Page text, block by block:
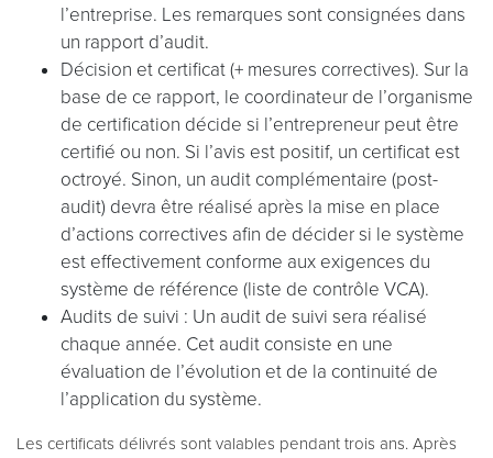
l’entreprise. Les remarques sont consignées dans
un rapport d’audit.
Décision et certificat (+ mesures correctives). Sur la
base de ce rapport, le coordinateur de l’organisme
de certification décide si l’entrepreneur peut être
certifié ou non. Si l’avis est positif, un certificat est
octroyé. Sinon, un audit complémentaire (post-
audit) devra être réalisé après la mise en place
d’actions correctives afin de décider si le système
est effectivement conforme aux exigences du
système de référence (liste de contrôle VCA).
Audits de suivi : Un audit de suivi sera réalisé
chaque année. Cet audit consiste en une
évaluation de l’évolution et de la continuité de
l’application du système.
Les certificats délivrés sont valables pendant trois ans. Après